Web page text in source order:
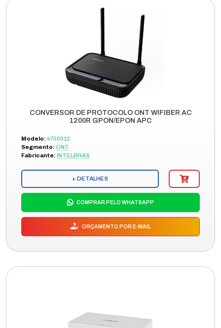
CONVERSOR DE PROTOCOLO ONT WIFIBER AC
1200R GPON/EPON APC
Modelo: 4750012
Segmento: ONT
Fabricante: INTELBRAS
+ DETALHES
COMPRAR PELO WHATSAPP
ORÇAMENTO POR E-MAIL